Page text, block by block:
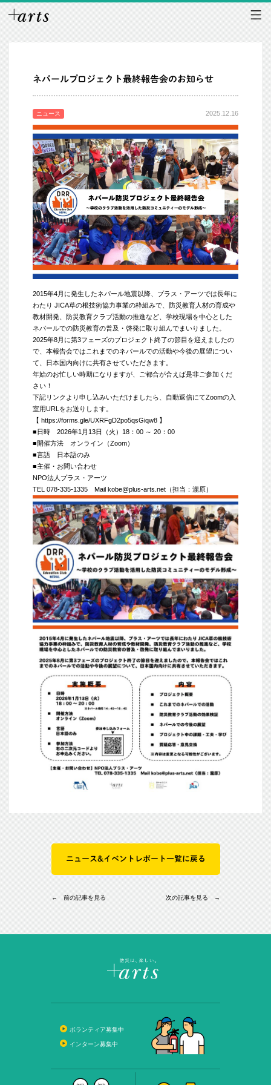
ネパールプロジェクト最終報告会のお知らせ
ニュース 2025.12.16
2015年4月に発生したネパール地震以降、プラス・アーツでは長年に
わたり JICA草の根技術協力事業の枠組みで、防災教育人材の育成や
教材開発、防災教育クラブ活動の推進など、学校現場を中心とした
ネパールでの防災教育の普及・啓発に取り組んでまいりました。
2025年8月に第3フェーズのプロジェクト終了の節目を迎えましたの
で、本報告会ではこれまでのネパールでの活動や今後の展望につい
て、日本国内向けに共有させていただきます。
年始のお忙しい時期になりますが、ご都合が合えば是非ご参加くだ
さい！
下記リンクより申し込みいただけましたら、自動返信にてZoomの入
室用URLをお送りします。
【https://forms.gle/UXRFgD2po5qsGiqw8 】
■日時 2026年1月13日（火）18：00 ～ 20：00
■開催方法 オンライン（Zoom）
■言語 日本語のみ
■主催・お問い合わせ
NPO法人プラス・アーツ
TEL 078-335-1335 Mail kobe@plus-arts.net（担当：瀧原）
ニュース&イベントレポート一覧に戻る
← 前の記事を見る 次の記事を見る →
ボランティア募集中
インターン募集中